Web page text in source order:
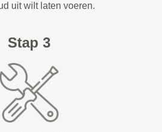
uit wilt laten voeren.
Stap 3